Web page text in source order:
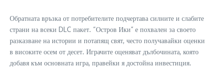
Обратната връзка от потребителите подчертава силните и слабите
страни на всеки DLC пакет. “Остров Ики” е похвален за своето
разказване на истории и потапящ свят, често получавайки оценки
в високите осем от десет. Играчите оценяват дълбочината, която
добавя към основната игра, правейки я достойна инвестиция.